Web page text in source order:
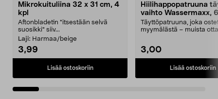
Mikrokuituliina 32 x 31 cm, 4
kpl
Aftonbladetin "itsestään selvä
suosikki" siiv...
Laji: Harmaa/beige
3,99
Lisää ostoskoriin
Hiilihappopatruuna
vaihto Wassermaxx,
Täyttöpatruuna, joka
myymälästä – muista
3,00
Lisää ostoskoriin